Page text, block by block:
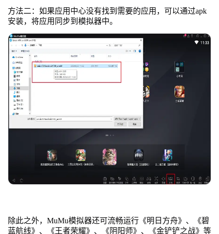
方法二：如果应用中心没有找到需要的应用，可以通过apk
安装，将应用同步到模拟器中。
除此之外，MuMu模拟器还可流畅运行《明日方舟》、《碧
蓝航线》、《王者荣耀》、《阴阳师》、《金铲铲之战》等